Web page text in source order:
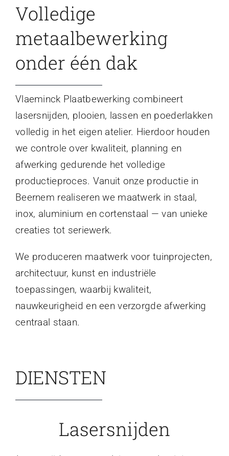
Volledige
metaalbewerking
onder één dak
Vlaeminck Plaatbewerking combineert
lasersnijden, plooien, lassen en poederlakken
volledig in het eigen atelier. Hierdoor houden
we controle over kwaliteit, planning en
afwerking gedurende het volledige
productieproces. Vanuit onze productie in
Beernem realiseren we maatwerk in staal,
inox, aluminium en cortenstaal — van unieke
creaties tot seriewerk.
We produceren maatwerk voor tuinprojecten,
architectuur, kunst en industriële
toepassingen, waarbij kwaliteit,
nauwkeurigheid en een verzorgde afwerking
centraal staan.
DIENSTEN
Lasersnijden